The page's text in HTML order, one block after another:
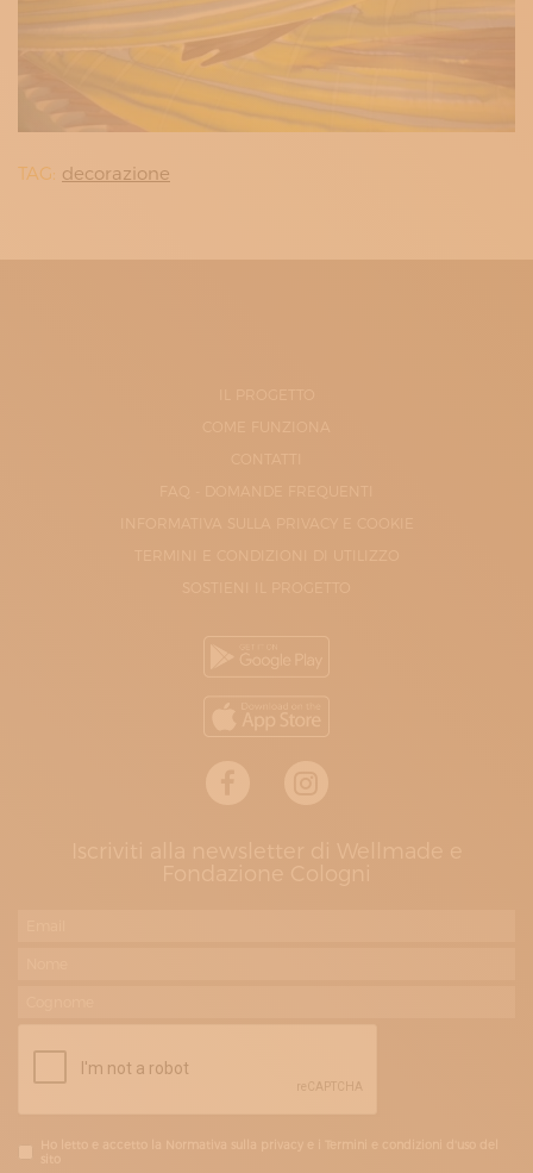
TAG: decorazione